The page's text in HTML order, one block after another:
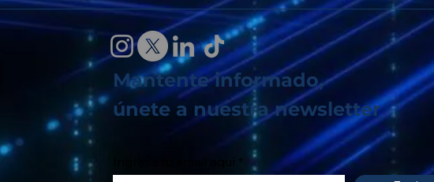
Mantente informado,
únete a nuestra newsletter
Ingresa tu email aquí